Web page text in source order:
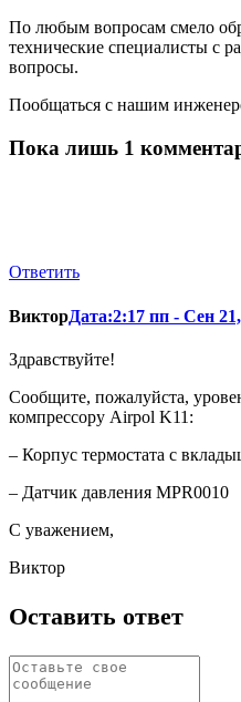
По любым вопросам смело
технические специалисты с
вопросы.
Пообщаться с нашим
Пока лишь 1
Ответить
ВикторДата:2:17 пп - Сен 21,
Здравствуйте!
Сообщите, пожалуйста,
компрессору Airpol K11:
– Корпус термостата с
– Датчик давления MPR0010
С уважением,
Виктор
Оставить ответ